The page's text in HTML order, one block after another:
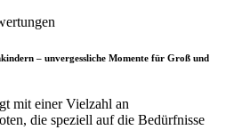
– unvergessliche Momente für Groß und
mit einer Vielzahl an
die speziell auf die Bedürfnisse